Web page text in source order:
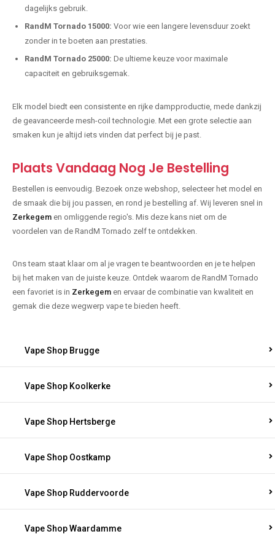
dagelijks gebruik.
RandM Tornado 15000: Voor wie een langere levensduur zoekt
zonder in te boeten aan prestaties.
RandM Tornado 25000: De ultieme keuze voor maximale
capaciteit en gebruiksgemak.
Elk model biedt een consistente en rijke dampproductie, mede dankzij
de geavanceerde mesh-coil technologie. Met een grote selectie aan
smaken kun je altijd iets vinden dat perfect bij je past.
Plaats Vandaag Nog Je Bestelling
Bestellen is eenvoudig. Bezoek onze webshop, selecteer het model en
de smaak die bij jou passen, en rond je bestelling af. Wij leveren snel in
Zerkegem en omliggende regio's. Mis deze kans niet om de
voordelen van de RandM Tornado zelf te ontdekken.
Ons team staat klaar om al je vragen te beantwoorden en je te helpen
bij het maken van de juiste keuze. Ontdek waarom de RandM Tornado
een favoriet is in Zerkegem en ervaar de combinatie van kwaliteit en
gemak die deze wegwerp vape te bieden heeft.
Vape Shop Brugge
Vape Shop Koolkerke
Vape Shop Hertsberge
Vape Shop Oostkamp
Vape Shop Ruddervoorde
Vape Shop Waardamme